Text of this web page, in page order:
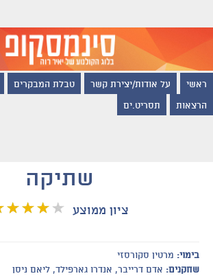
ראשי על אודות/יצירת קשר טבלת המבקרים
הרצאות תסריט.ים
שתיקה
ציון ממוצע
בימוי: מרטין סקורסזי
שחקנים: אדם דרייבר, אנדרו גארפילד, ליאם ניסן